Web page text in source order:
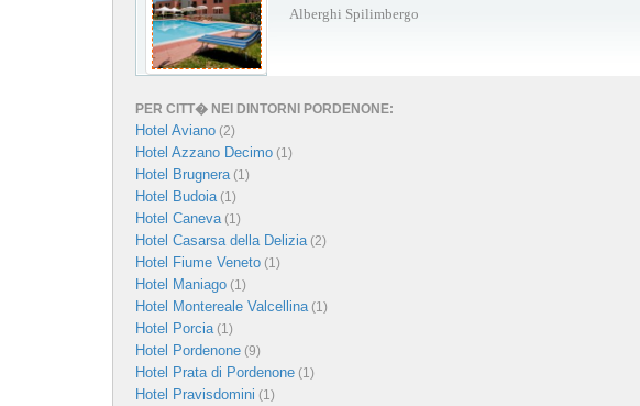
Alberghi Spilimbergo
PER CITT� NEI DINTORNI PORDENONE:
Hotel Aviano (2)
Hotel Azzano Decimo (1)
Hotel Brugnera(1)
Hotel Budoia(1)
Hotel Caneva(1)
Hotel Casarsa della Delizia(2)
Hotel Fiume Veneto (1)
Hotel Maniago (1)
Hotel Montereale Valcellina(1)
Hotel Porcia(1)
Hotel Pordenone (9)
Hotel Prata di Pordenone (1)
Hotel Pravisdomini (1)